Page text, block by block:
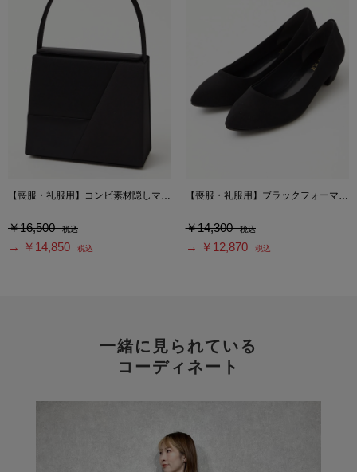
￥16,500 税込
→ ￥14,850 税込
￥14,300 税込
→ ￥12,870 税込
一緒に見られている
コーディネート